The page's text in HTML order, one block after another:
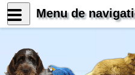
Menu de